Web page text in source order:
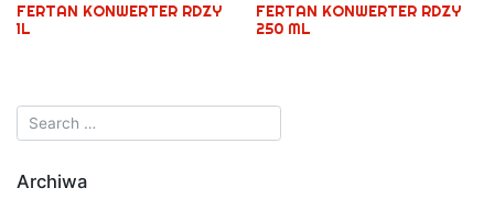
FERTAN KONWERTER RDZY
1L
FERTAN KONWERTER RDZY
250 ML
Archiwa